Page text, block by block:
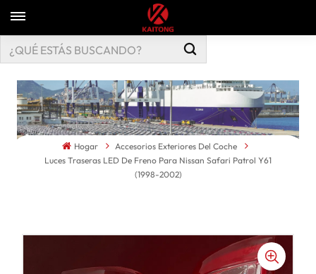
Hogar
Accesorios Exteriores Del Coche
Luces Traseras LED De Freno Para Nissan Safari Patrol Y61
(1998-2002)